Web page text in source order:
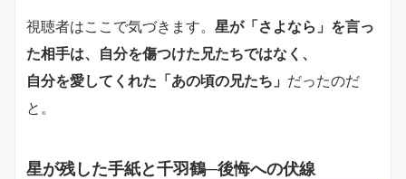
視聴者はここで気づきます。 星が「さよなら」を言っ
た相手は、自分を傷つけた兄たちではなく、
自分を愛してくれた「あの頃の兄たち」 だったのだ
と。
星が残した手紙と千羽鶴─後悔への伏線